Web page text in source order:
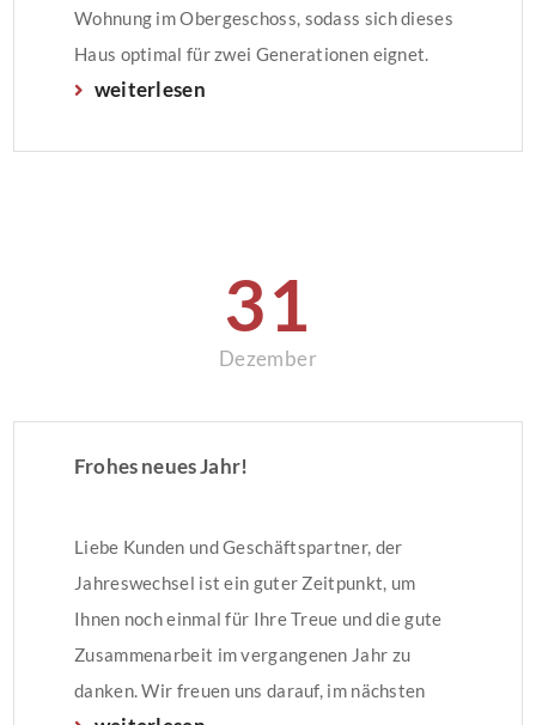
Wohnung im Obergeschoss, sodass sich dieses
Haus optimal für zwei Generationen eignet.
Denkbar wäre auch die Einrichtung eines
weiterlesen
31
Dezember
Frohes neues Jahr!
Liebe Kunden und Geschäftspartner, der
Jahreswechsel ist ein guter Zeitpunkt, um
Ihnen noch einmal für Ihre Treue und die gute
Zusammenarbeit im vergangenen Jahr zu
danken. Wir freuen uns darauf, im nächsten